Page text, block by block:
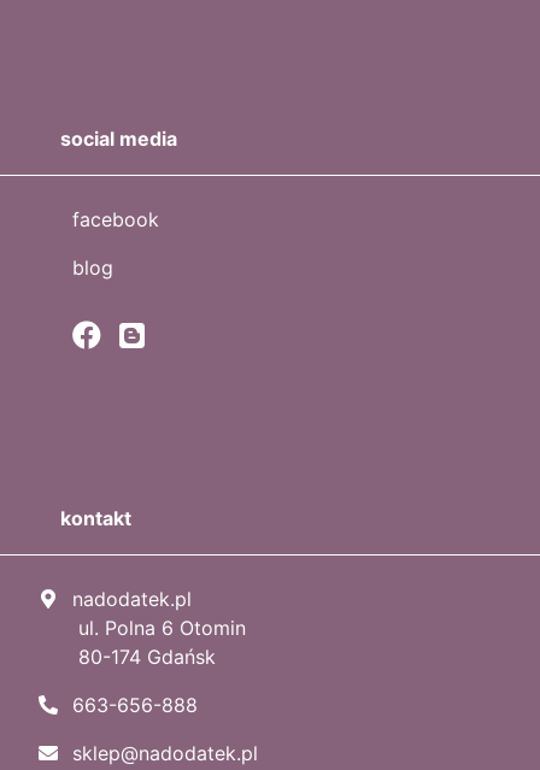
social media
facebook
blog
kontakt
nadodatek.pl
ul. Polna 6 Otomin
80-174 Gdańsk
663-656-888
sklep@nadodatek.pl